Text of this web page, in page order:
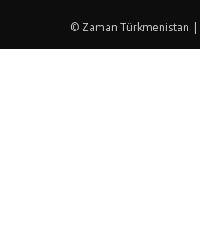
© Zaman Türkmenistan